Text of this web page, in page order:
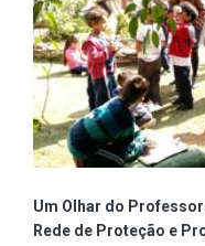
Um Olhar do
Rede de Proteção e